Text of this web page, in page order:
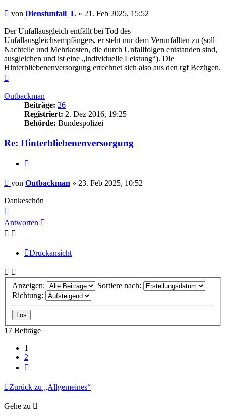
Beitrag
von Dienstunfall_L » 21. Feb 2025, 15:52
Der Unfallausgleich entfällt bei Tod des
Unfallausgleichsempfängers, er steht nur dem Verunfallten zu (soll
Nachteile und Mehrkosten, die durch Unfallfolgen entstanden sind,
ausgleichen und ist eine „individuelle Leistung“). Die
Hinterbliebenenversorgung errechnet sich also aus den rgf Bezügen.
Outbackman
Beiträge: 26
Registriert: 2. Dez 2016, 19:25
Behörde: Bundespolizei
Re: Hinterbliebenenversorgung
Beitrag
von Outbackman » 23. Feb 2025, 10:52
Dankeschön
oben
Antworten
Druckansicht
Anzeigen:
Sortiere nach:
Richtung:
17 Beiträge
1
2
Zurück zu „Allgemeines“
Gehe zu